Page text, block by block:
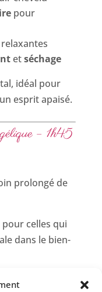
pour
etséchage
idéal pour
esprit apaisé.
– 1h45
prolongé de
celles qui
dans le bien-